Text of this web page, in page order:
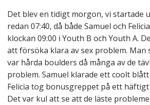
Det blev en tidigt morgon, vi startade
redan 07:40, då både Samuel och
klockan 09:00 i Youth B och Youth A.
att försöka klara av sex problem. Man
var hårda boulders då många av de
problem. Samuel klarade ett coolt
Felicia tog bonusgreppet på ett
Det var kul att se att de läste